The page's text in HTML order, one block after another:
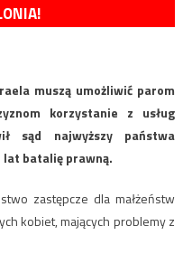
muszą umożliwić parom
korzystanie z usług
sąd najwyższy państwa
lat batalię prawną.
zastępcze dla małżeństw
kobiet, mających problemy z